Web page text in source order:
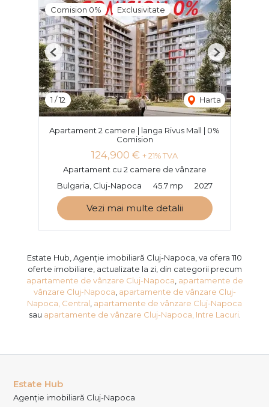
Comision 0% Exclusivitate
1 /12 Harta
Previous Next
Apartament 2 camere | langa Rivus Mall | 0%
Comision
124,900 € + 21% TVA
Apartament cu 2 camere de vânzare
Bulgaria, Cluj-Napoca
45.7 mp 2027
Vezi mai multe detalii
Estate Hub, Agenție imobiliară Cluj-Napoca, va ofera 110
oferte imobiliare, actualizate la zi, din categorii precum
apartamente de vânzare Cluj-Napoca apartamente de
vânzare Cluj-Napoca apartamente de vânzare Cluj-
Napoca, Central apartamente de vânzare Cluj-Napoca
sau apartamente de vânzare Cluj-Napoca, Intre Lacuri.
Estate Hub
Agenție imobiliară Cluj-Napoca